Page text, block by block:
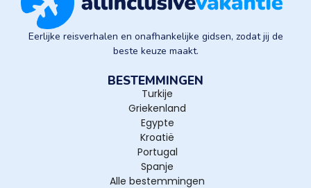
Eerlijke reisverhalen en onafhankelijke gidsen, zodat jij de
beste keuze maakt.
BESTEMMINGEN
Turkije
Griekenland
Egypte
Kroatië
Portugal
Spanje
Alle bestemmingen